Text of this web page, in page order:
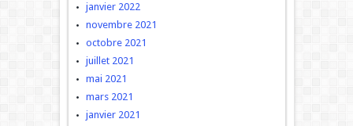
janvier 2022
novembre 2021
octobre 2021
juillet 2021
mai 2021
mars 2021
janvier 2021